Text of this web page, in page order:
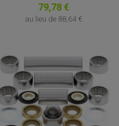
79,78 €
au lieu de 88,64 €